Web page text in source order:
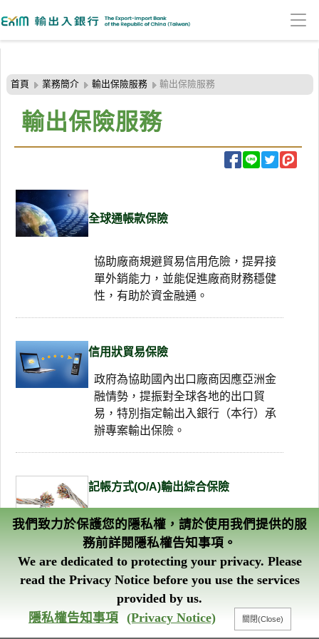
到
主
智能客服
首頁 業務簡介 輸出保險服務 輸出保險服務
輸出保險服務
全球通帳款保險
協助廠商規避貿易信用危險，提昇接
單外銷能力，並能促進廠商財務穩健
性，有助於資金融通。
信用狀貿易保險
政府為協助國內出口廠商因應亞洲金
融情勢，提振對全球各地的出口貿
易，特別指定輸出入銀行（本行）承
辦專案輸出保險。
記帳方式(O/A)輸出綜合保險
ACCOUNT, O/A)與買主簽定買賣契
約，由本國或第三地輸出貨物者。
託收方式(D/P、D/A)輸出綜合保險
廠商從事輸出貿易或海外投資時，難
我們致力於保護您的隱私權，請於使用我們提供的服
務前詳閱隱私權告知事項。
We are dedicated to protecting your privacy. Please
read the Privacy Notice before you use the services
provided by us.
隱私權告知事項 (Privacy Notice)